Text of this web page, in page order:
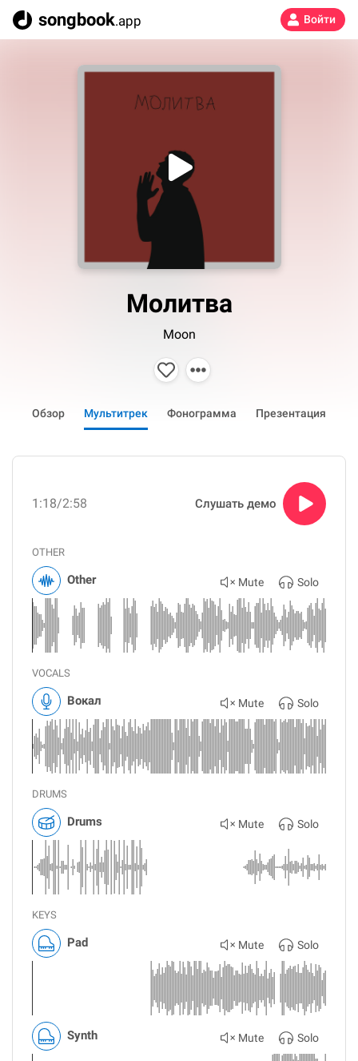
songbook.app Войти
Молитва
Moon
Обзор Мультитрек Фонограмма Презентация
1:18/2:58 Слушать демо
OTHER
Other Mute Solo
VOCALS
Вокал Mute Solo
DRUMS
Drums Mute Solo
KEYS
Pad Mute Solo
Synth Mute Solo